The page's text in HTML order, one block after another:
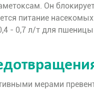
Он
питание
- 0,7 л/т для
мерами